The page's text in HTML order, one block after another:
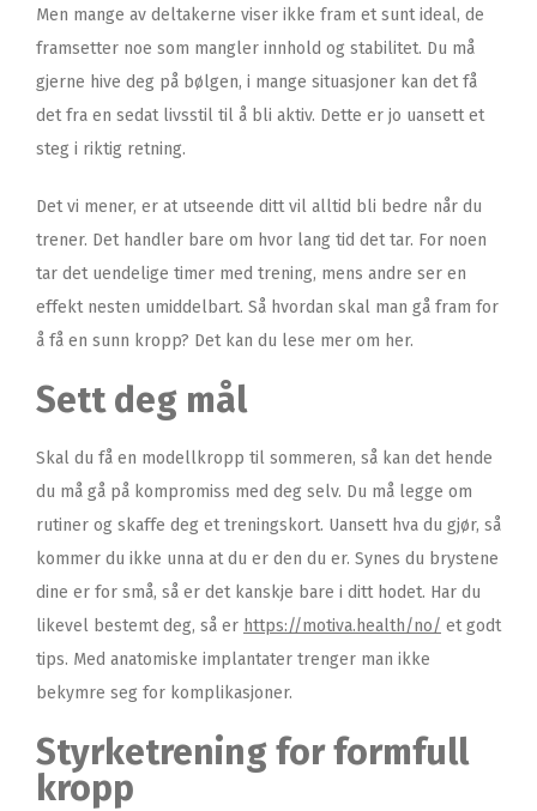
Men mange av deltakerne viser ikke fram et sunt ideal, de
framsetter noe som mangler innhold og stabilitet. Du må
gjerne hive deg på bølgen, i mange situasjoner kan det få
det fra en sedat livsstil til å bli aktiv. Dette er jo uansett et
steg i riktig retning.
Det vi mener, er at utseende ditt vil alltid bli bedre når du
trener. Det handler bare om hvor lang tid det tar. For noen
tar det uendelige timer med trening, mens andre ser en
effekt nesten umiddelbart. Så hvordan skal man gå fram for
å få en sunn kropp? Det kan du lese mer om her.
Sett deg mål
Skal du få en modellkropp til sommeren, så kan det hende
du må gå på kompromiss med deg selv. Du må legge om
rutiner og skaffe deg et treningskort. Uansett hva du gjør, så
kommer du ikke unna at du er den du er. Synes du brystene
dine er for små, så er det kanskje bare i ditt hodet. Har du
likevel bestemt deg, så er https://motiva.health/no/ et godt
tips. Med anatomiske implantater trenger man ikke
bekymre seg for komplikasjoner.
Styrketrening for formfull
kropp